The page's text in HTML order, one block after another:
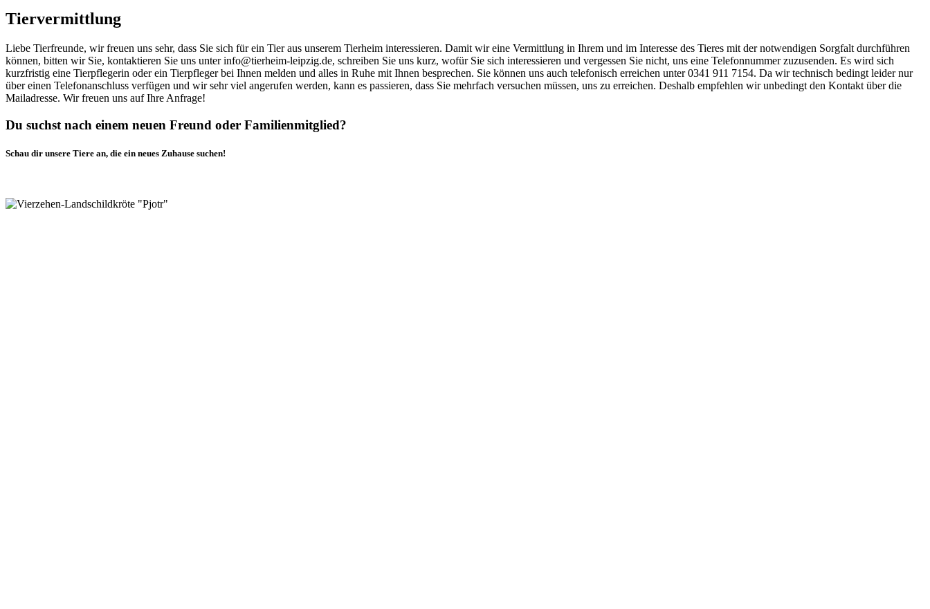
Tiervermittlung
Liebe Tierfreunde, wir freuen uns sehr, dass Sie sich für ein Tier aus unserem Tierheim interessieren. Damit wir eine Vermittlung in Ihrem und im Interesse des Tieres mit der notwendigen Sorgfalt durchführen
können, bitten wir Sie, kontaktieren Sie uns unter info@tierheim-leipzig.de, schreiben Sie uns kurz, wofür Sie sich interessieren und vergessen Sie nicht, uns eine Telefonnummer zuzusenden. Es wird sich
kurzfristig eine Tierpflegerin oder ein Tierpfleger bei Ihnen melden und alles in Ruhe mit Ihnen besprechen. Sie können uns auch telefonisch erreichen unter 0341 911 7154. Da wir technisch bedingt leider nur
über einen Telefonanschluss verfügen und wir sehr viel angerufen werden, kann es passieren, dass Sie mehrfach versuchen müssen, uns zu erreichen. Deshalb empfehlen wir unbedingt den Kontakt über die
Mailadresse. Wir freuen uns auf Ihre Anfrage!
Du suchst nach einem neuen Freund oder Familienmitglied?
Schau dir unsere Tiere an, die ein neues Zuhause suchen!